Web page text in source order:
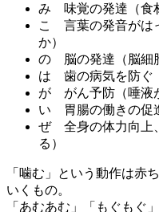
み 味覚の発達（食
こ 言葉の発音がは
か）
の 脳の発達（脳細
は 歯の病気を防ぐ
が がん予防（唾液
い 胃腸の働きの促
ぜ 全身の体力向上
る）
「噛む」という動作は赤
いくもの。
「あむあむ」「もぐもぐ